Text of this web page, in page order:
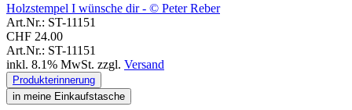
Holzstempel I wünsche dir - © Peter Reber
Art.Nr.: ST-11151
CHF 24.00
Art.Nr.: ST-11151
inkl. 8.1% MwSt. zzgl. Versand
Produkterinnerung
in meine Einkaufstasche